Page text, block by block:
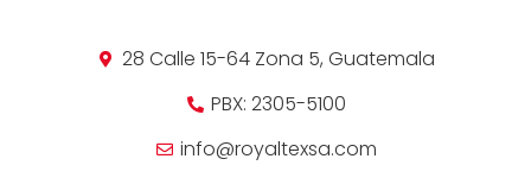
28 Calle 15-64 Zona 5, Guatemala
PBX: 2305-5100
info@royaltexsa.com